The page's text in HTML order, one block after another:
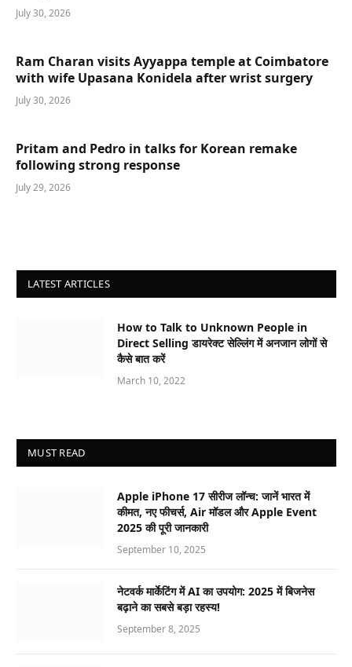
July 30, 2026
Ram Charan visits Ayyappa temple at Coimbatore
with wife Upasana Konidela after wrist surgery
July 30, 2026
Pritam and Pedro in talks for Korean remake
following strong response
July 29, 2026
LATEST ARTICLES
How to Talk to Unknown People in
Direct Selling डायरेक्ट सेल्लिंग में अनजान लोगों से
कैसे बात करें
March 10, 2022
MUST READ
Apple iPhone 17 सीरीज लॉन्च: जानें भारत में
कीमत, नए फीचर्स, Air मॉडल और Apple Event
2025 की पूरी जानकारी
September 10, 2025
नेटवर्क मार्केटिंग में AI का उपयोग: 2025 में बिजनेस
बढ़ाने का सबसे बड़ा रहस्य!
September 8, 2025